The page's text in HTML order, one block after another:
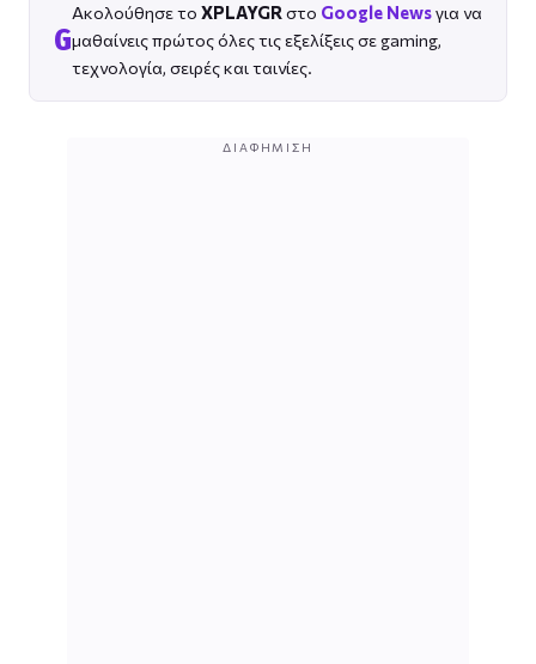
G
Ακολούθησε το XPLAYGR στο Google Newsγια να
μαθαίνεις πρώτος όλες τις εξελίξεις σε gaming,
τεχνολογία, σειρές και ταινίες.
ΔΙΑΦΉΜΙΣΗ